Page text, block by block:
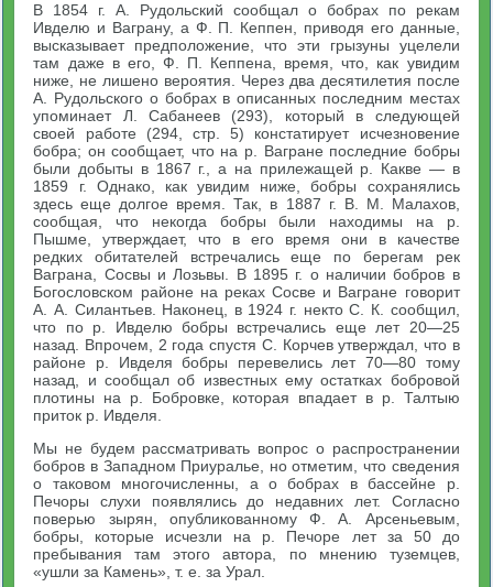
В 1854 г. А. Рудольский сообщал о бобрах по рекам
Ивделю и Ваграну, а Ф. П. Кеппен, приводя его данные,
высказывает предположение, что эти грызуны уцелели
там даже в его, Ф. П. Кеппена, время, что, как увидим
ниже, не лишено вероятия. Через два десятилетия после
А. Рудольского о бобрах в описанных последним местах
упоминает Л. Сабанеев (293), который в следующей
своей работе (294, стр. 5) констатирует исчезновение
бобра; он сообщает, что на р. Вагране последние бобры
были добыты в 1867 г., а на прилежащей р. Какве — в
1859 г. Однако, как увидим ниже, бобры сохранялись
здесь еще долгое время. Так, в 1887 г. В. М. Малахов,
сообщая, что некогда бобры были находимы на р.
Пышме, утверждает, что в его время они в качестве
редких обитателей встречались еще по берегам рек
Ваграна, Сосвы и Лозьвы. В 1895 г. о наличии бобров в
Богословском районе на реках Сосве и Вагране говорит
А. А. Силантьев. Наконец, в 1924 г. некто С. К. сообщил,
что по р. Ивделю бобры встречались еще лет 20—25
назад. Впрочем, 2 года спустя С. Корчев утверждал, что в
районе р. Ивделя бобры перевелись лет 70—80 тому
назад, и сообщал об известных ему остатках бобровой
плотины на р. Бобровке, которая впадает в р. Талтыю
приток р. Ивделя.
Мы не будем рассматривать вопрос о распространении
бобров в Западном Приуралье, но отметим, что сведения
о таковом многочисленны, а о бобрах в бассейне р.
Печоры слухи появлялись до недавних лет. Согласно
поверью зырян, опубликованному Ф. А. Арсеньевым,
бобры, которые исчезли на р. Печоре лет за 50 до
пребывания там этого автора, по мнению туземцев,
«ушли за Камень», т. е. за Урал.